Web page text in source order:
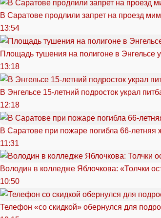
В Саратове продлили запрет на проезд
13:54
Площадь тушения на полигоне в Энгельсе
13:18
В Энгельсе 15-летний подросток украл
12:18
В Саратове при пожаре погибла 66-летняя
11:31
Володин в колледже Яблочкова: «Толчки
10:50
Телефон «со скидкой» обернулся для